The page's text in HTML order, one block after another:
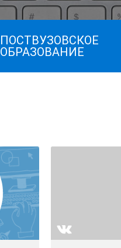
ПОСТВУЗОВСКОЕ
ОБРАЗОВАНИЕ